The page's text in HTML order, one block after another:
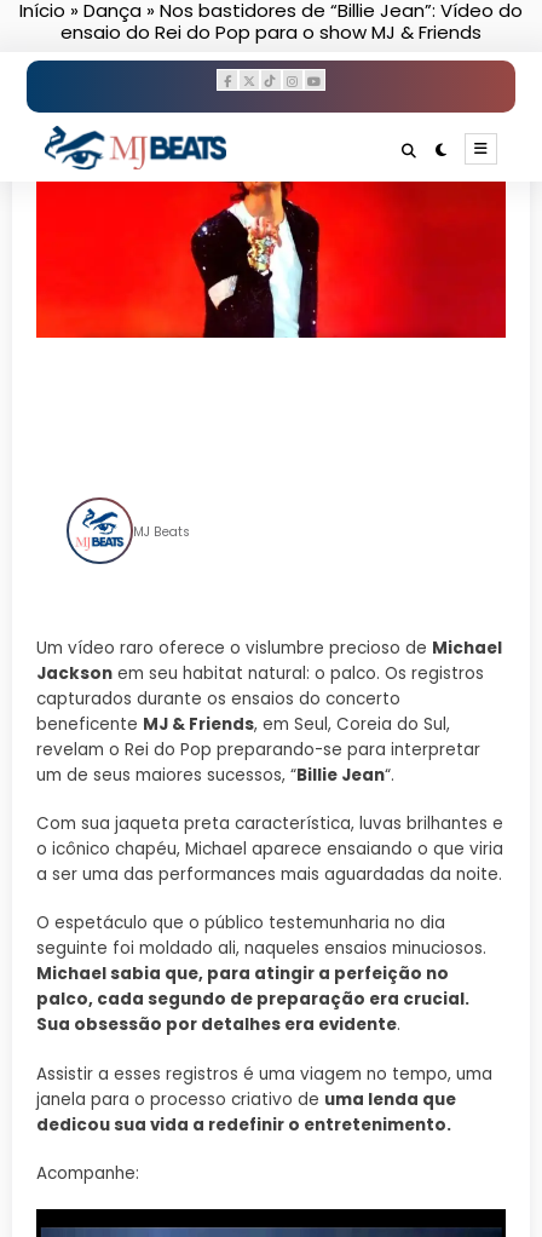
PularInício »Dança »Nos bastidores de “Billie Jean”: Vídeo do
ensaio do Rei do Pop para o show MJ & Friends
MJ Beats
Um vídeo raro oferece o vislumbre precioso de Michael
Jackson em seu habitat natural: o palco. Os registros
capturados durante os ensaios do concerto
beneficente MJ & Friends, em Seul, Coreia do Sul,
revelam o Rei do Pop preparando-se para interpretar
um de seus maiores sucessos, “Billie Jean“.
Com sua jaqueta preta característica, luvas brilhantes e
o icônico chapéu, Michael aparece ensaiando o que viria
a ser uma das performances mais aguardadas da noite.
O espetáculo que o público testemunharia no dia
seguinte foi moldado ali, naqueles ensaios minuciosos.
Michael sabia que, para atingir a perfeição no
palco, cada segundo de preparação era crucial.
Sua obsessão por detalhes era evidente.
Assistir a esses registros é uma viagem no tempo, uma
janela para o processo criativo de uma lenda que
dedicou sua vida a redefinir o entretenimento.
Acompanhe: